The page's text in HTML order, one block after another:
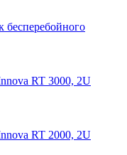
бесперебойного
RT 3000, 2U
RT 2000, 2U